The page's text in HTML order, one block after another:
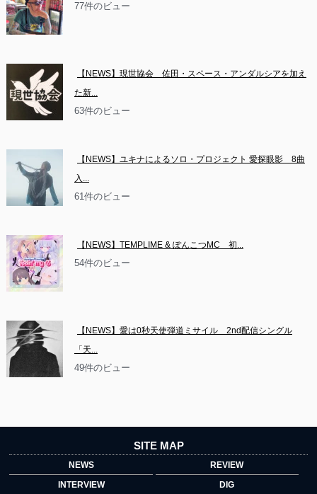
77件のビュー
【NEWS】現世協会　佐田・スペース・アンダルシアを加え
た新...
63件のビュー
【NEWS】ユキナによるソロ・プロジェクト 愛探眼影　8曲
入...
61件のビュー
【NEWS】TEMPLIME & ぽんこつMC　初...
54件のビュー
【NEWS】愛は0秒天使弾道ミサイル　2nd配信シングル
「天...
49件のビュー
SITE MAP
NEWS
REVIEW
INTERVIEW
DIG